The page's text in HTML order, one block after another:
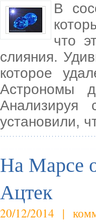
В
что
слияния.
которое
Астрономы
установили,
На Марсе
Ацтек
20/12/2014 |